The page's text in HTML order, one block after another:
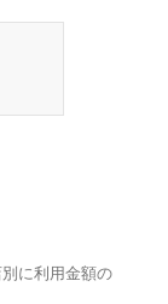
に利用金額の